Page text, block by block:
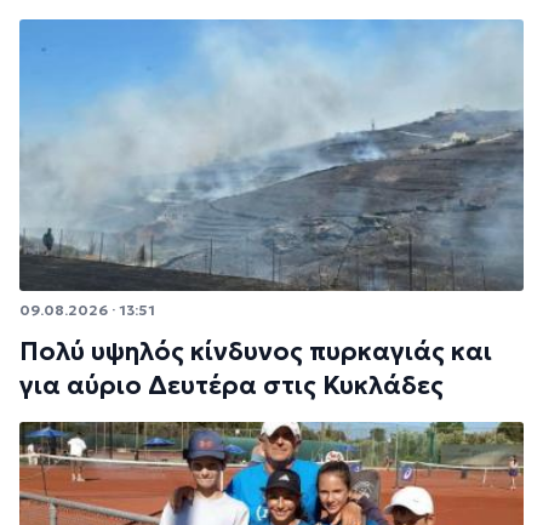
09.08.2026 · 13:51
Πολύ υψηλός κίνδυνος πυρκαγιάς και
για αύριο Δευτέρα στις Κυκλάδες